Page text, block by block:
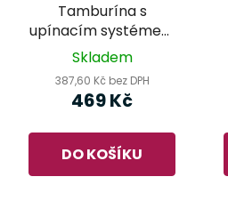
Tamburína s
upínacím systémem
Meinl CFT5-BK (Cajon
Skladem
387,60 Kč bez DPH
469 Kč
DO KOŠÍKU